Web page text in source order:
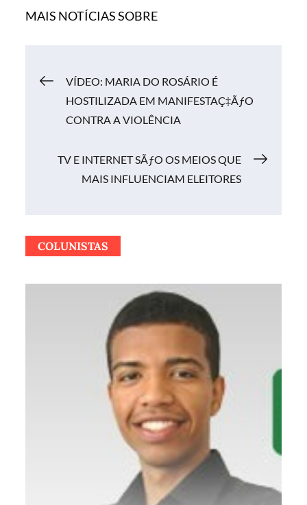
MAIS NOTÍCIAS SOBRE
Navegação
de
Post
VÍDEO: MARIA DO ROSÁRIO É
HOSTILIZADA EM MANIFESTAÇ‡ÃƒO
CONTRA A VIOLÊNCIA
TV E INTERNET SÃƒO OS MEIOS QUE
MAIS INFLUENCIAM ELEITORES
COLUNISTAS